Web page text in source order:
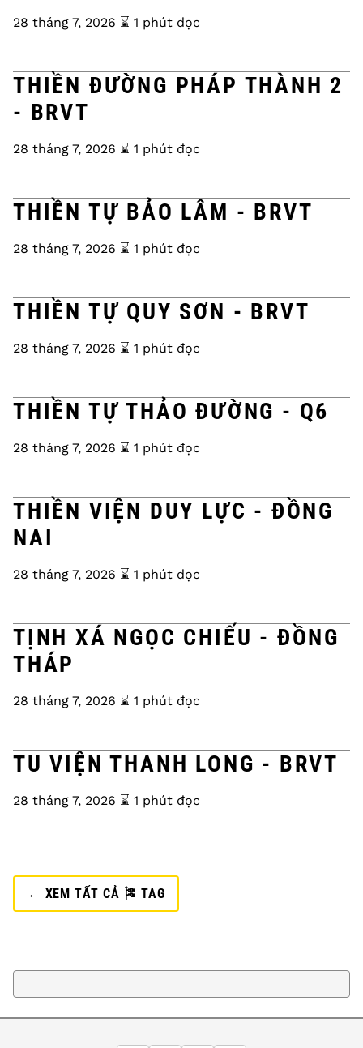
28 tháng 7, 2026 ⌛️ 1 phút đọc
THIỀN ĐƯỜNG PHÁP THÀNH 2
- BRVT
28 tháng 7, 2026 ⌛️ 1 phút đọc
THIỀN TỰ BẢO LÂM - BRVT
28 tháng 7, 2026 ⌛️ 1 phút đọc
THIỀN TỰ QUY SƠN - BRVT
28 tháng 7, 2026 ⌛️ 1 phút đọc
THIỀN TỰ THẢO ĐƯỜNG - Q6
28 tháng 7, 2026 ⌛️ 1 phút đọc
THIỀN VIỆN DUY LỰC - ĐỒNG
NAI
28 tháng 7, 2026 ⌛️ 1 phút đọc
TỊNH XÁ NGỌC CHIẾU - ĐỒNG
THÁP
28 tháng 7, 2026 ⌛️ 1 phút đọc
TU VIỆN THANH LONG - BRVT
28 tháng 7, 2026 ⌛️ 1 phút đọc
← XEM TẤT CẢ 🎏 TAG